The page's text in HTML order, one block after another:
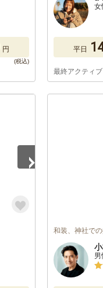
円
女
平日
最終アクティ
和装、神社で
男